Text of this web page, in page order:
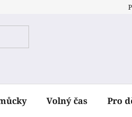
Volný čas Pro